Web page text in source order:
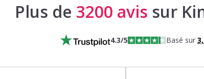
Plus de 3200 avis sur
4.3/5 Basé sur